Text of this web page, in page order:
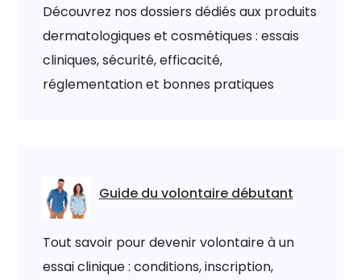
Découvrez nos dossiers dédiés aux produits
dermatologiques et cosmétiques : essais
cliniques, sécurité, efficacité,
réglementation et bonnes pratiques
Guide du volontaire débutant
Tout savoir pour devenir volontaire à un
essai clinique : conditions, inscription,